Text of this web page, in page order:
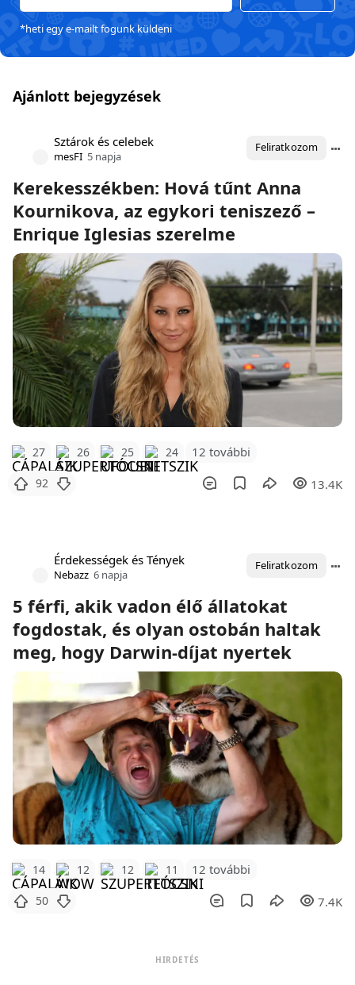
*heti egy e-mailt fogunk küldeni
Ajánlott bejegyzések
Sztárok és celebek
mesFI 5 napja
Feliratkozom
Kerekesszékben: Hová tűnt Anna
Kournikova, az egykori teniszező –
Enrique Iglesias szerelme
27 26 25 24 12 további
92 13.4K
Érdekességek és Tények
Nebazz 6 napja
Feliratkozom
5 férfi, akik vadon élő állatokat
fogdostak, és olyan ostobán haltak
meg, hogy Darwin-díjat nyertek
14 12 12 11 12 további
50 7.4K
HIRDETÉS